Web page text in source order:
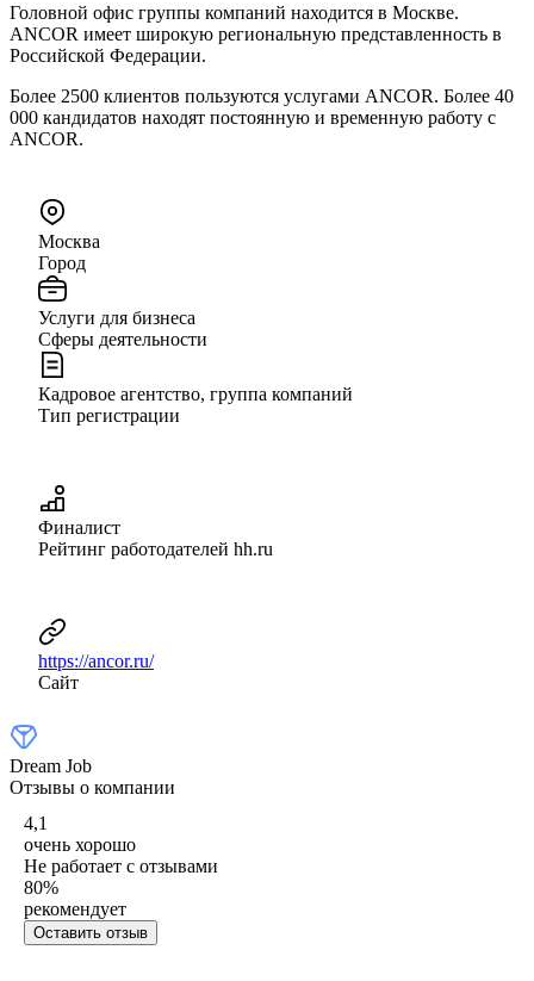
Головной офис группы компаний находится в Москве.
ANCOR имеет широкую региональную представленность в
Российской Федерации.
Более 2500 клиентов пользуются услугами ANCOR. Более 40
000 кандидатов находят постоянную и временную работу с
ANCOR.
Москва
Город
Услуги для бизнеса
Сферы деятельности
Кадровое агентство, группа компаний
Тип регистрации
Финалист
Рейтинг работодателей hh.ru
https://ancor.ru/
Сайт
Dream Job
Отзывы о компании
4,1
очень хорошо
Не работает с отзывами
80%
рекомендует
Оставить отзыв